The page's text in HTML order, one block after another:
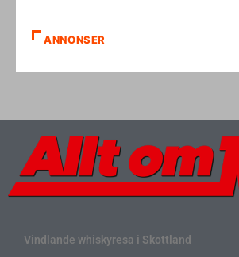
ANNONSER
Vindlande whiskyresa i Skottland